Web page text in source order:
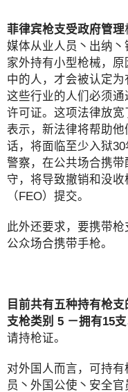
菲律宾枪支受政府管理
媒体从业人员丶出纳
家外持有小型枪械，
中的人，才会被认定
这些行业的人们必须
许可证。这项法律放
表示，新法律将帮助
话，将面临至少入狱30
警察，在公共场合携
守，将导致撤销和没
（FEO）提交。
此外还要求，要携带
公众场合携带手枪。
目前共有五种持有枪支
支枪类别 5 －拥有15
请持枪证。
对外国人而言，可持有
员丶外国公使丶安全